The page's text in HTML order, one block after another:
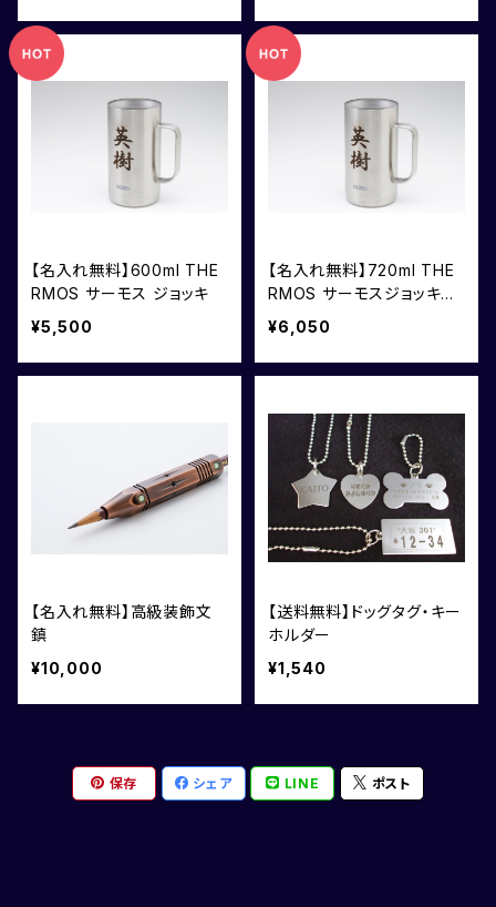
【名入れ無料】600ml THE
RMOS サーモス ジョッキ
¥5,500
【名入れ無料】720ml THE
RMOS サーモスジョッキ
化粧箱入り
¥6,050
【名入れ無料】高級装飾文
鎮
¥10,000
【送料無料】ドッグタグ・キー
ホルダー
¥1,540
保存 シェア LINE ポスト